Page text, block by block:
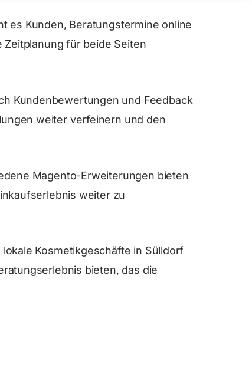
es Kunden, Beratungstermine online
für beide Seiten
Kundenbewertungen und Feedback
weiter verfeinern und den
Magento-Erweiterungen bieten
weiter zu
Kosmetikgeschäfte in Sülldorf
bieten, das die